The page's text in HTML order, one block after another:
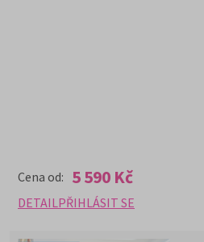
Cena od: 5 590 Kč
DETAIL PŘIHLÁSIT SE